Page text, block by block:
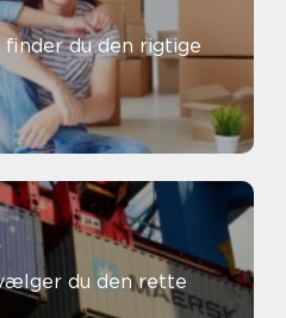
du den rigtige
du den rette